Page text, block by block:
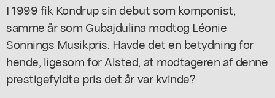
I 1999 fik Kondrup sin debut som komponist,
samme år som Gubajdulina modtog Léonie
Sonnings Musikpris. Havde det en betydning for
hende, ligesom for Alsted, at modtageren af denne
prestigefyldte pris det år var kvinde?